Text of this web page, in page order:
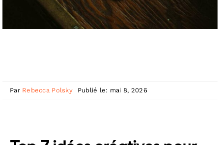
Par Rebecca Polsky Publié le: mai 8, 2026